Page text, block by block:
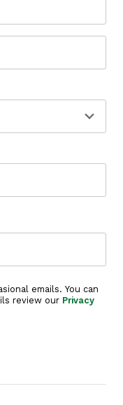
emails. You can
review our Privacy